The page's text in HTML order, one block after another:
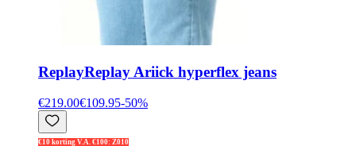
ReplayReplay Ariick hyperflex jeans
€219.00€109.95-50%
€10 korting V.A. €100: Z010